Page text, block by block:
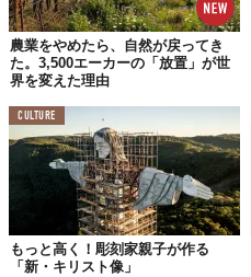
さ”があります。
農業をやめたら、自然が戻ってき
た。3,500エーカーの「放置」が世
界を変えた理由
CULTURE
もっと高く！彫刻家親子が作る
「新・キリスト像」